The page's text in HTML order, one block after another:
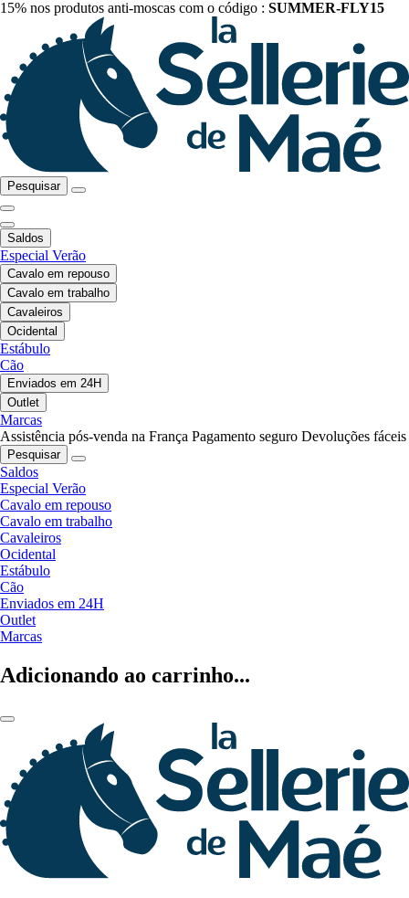
15% nos produtos anti-moscas com o código : SUMMER-FLY15
Pesquisar
Saldos
Especial Verão
Cavalo em repouso
Cavalo em trabalho
Cavaleiros
Ocidental
Estábulo
Cão
Enviados em 24H
Outlet
Marcas
Assistência pós-venda na França Pagamento seguro Devoluções fáceis
Pesquisar
Saldos
Especial Verão
Cavalo em repouso
Cavalo em trabalho
Cavaleiros
Ocidental
Estábulo
Cão
Enviados em 24H
Outlet
Marcas
Adicionando ao carrinho...